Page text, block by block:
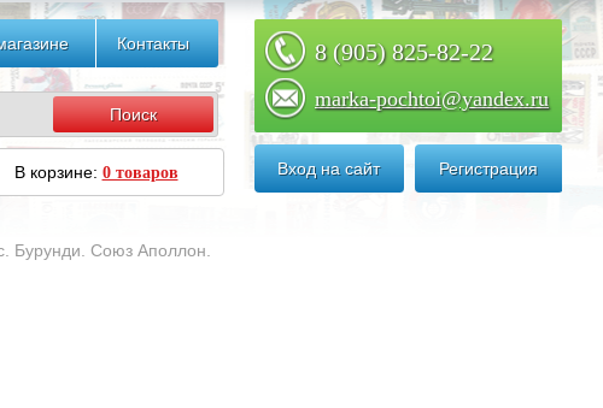
Контакты 8 (905) 825-82-22
marka-pochtoi@yandex.ru
Вход на сайт Регистрация
В корзине: 0 товаров
Бурунди. Союз Аполлон.